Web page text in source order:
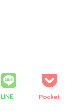
LINE Pocket